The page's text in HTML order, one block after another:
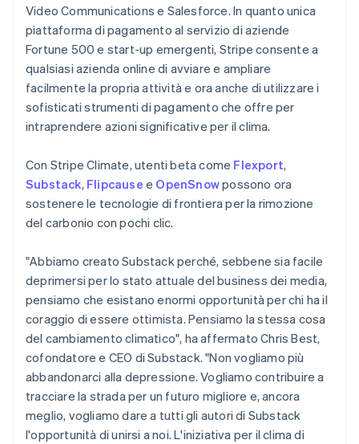
Video Communications e Salesforce. In quanto unica
piattaforma di pagamento al servizio di aziende
Fortune 500 e start-up emergenti, Stripe consente a
qualsiasi azienda online di avviare e ampliare
facilmente la propria attività e ora anche di utilizzare i
sofisticati strumenti di pagamento che offre per
intraprendere azioni significative per il clima.
Con Stripe Climate, utenti beta come Flexport,
Substack, Flipcause e OpenSnowpossono ora
sostenere le tecnologie di frontiera per la rimozione
del carbonio con pochi clic.
"Abbiamo creato Substack perché, sebbene sia facile
deprimersi per lo stato attuale del business dei media,
pensiamo che esistano enormi opportunità per chi ha il
coraggio di essere ottimista. Pensiamo la stessa cosa
del cambiamento climatico", ha affermato Chris Best,
cofondatore e CEO di Substack. "Non vogliamo più
abbandonarci alla depressione. Vogliamo contribuire a
tracciare la strada per un futuro migliore e, ancora
meglio, vogliamo dare a tutti gli autori di Substack
l'opportunità di unirsi a noi. L'iniziativa per il clima di
日本語English
Gibilterra
English
Grecia
English
India
English
Irlanda
Italia
Italiano English
Lettonia
English
Liechtenstein
Lituania
English
Lussemburgo
FrançaisDeutschEnglish
Malaysia
English简体中文
Malta
English
Messico
EspañolEnglish
Norvegia
English